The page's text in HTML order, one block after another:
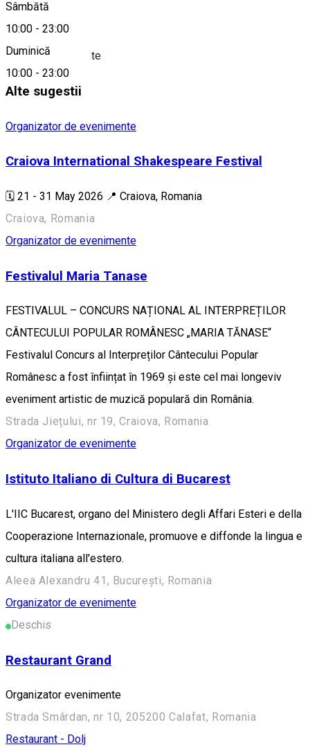
Sâmbătă
10:00 - 23:00
Duminică
10:00 - 23:00
Despre
Sala de evenimente
Alte sugestii
Organizator de evenimente
Craiova International Shakespeare Festival
🗓️ 21 - 31 May 2026 📍 Craiova, Romania
Craiova, Romania
Organizator de evenimente
Festivalul Maria Tanase
FESTIVALUL – CONCURS NAȚIONAL AL INTERPREȚILOR
CÂNTECULUI POPULAR ROMÂNESC „MARIA TĂNASE“
Festivalul Concurs al Interpreților Cântecului Popular
Românesc a fost înființat în 1969 și este cel mai longeviv
eveniment artistic de muzică populară din România.
Strada Jiețului, nr 19, Craiova, Romania
Organizator de evenimente
Istituto Italiano di Cultura di Bucarest
L'IIC Bucarest, organo del Ministero degli Affari Esteri e della
Cooperazione Internazionale, promuove e diffonde la lingua e
cultura italiana all'estero.
Aleea Alexandru 41, București, Romania
Organizator de evenimente
Deschis
Restaurant Grand
Organizator evenimente
Strada Smârdan, nr 10, 205200 Calafat, Romania
Restaurant - Dolj